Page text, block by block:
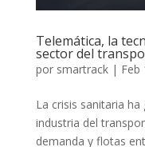
Telemática, la
sector del
por smartrack| Feb
La crisis sanitaria
industria del
demanda y flotas